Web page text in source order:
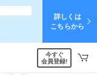
詳しくは
こちらから
今すぐ
会員登録!